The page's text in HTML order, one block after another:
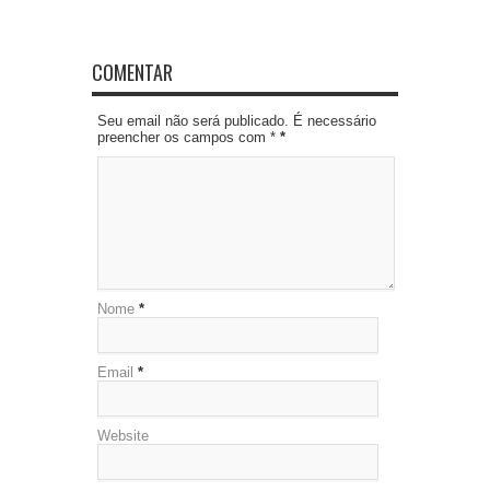
COMENTAR
Seu email não será publicado. É necessário
preencher os campos com * *
Nome *
Email *
Website